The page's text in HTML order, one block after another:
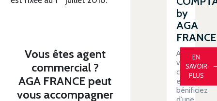
Vous êtes agent
commercial ?
AGA FRANCE peut
vous accompagner
by
AGA
FRANCE
Automatiser
votre
comptabilité
et
bénificiez
EN
SAVOIR
PLUS